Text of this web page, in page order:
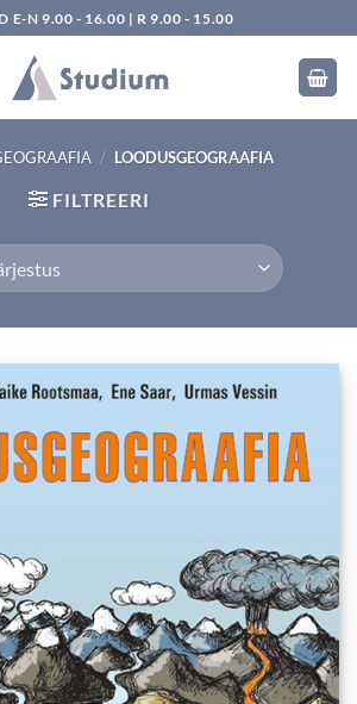
E-N 9.00 - 16.00 | R 9.00 - 15.00
/ LOODUSGEOGRAAFIA
FILTREERI